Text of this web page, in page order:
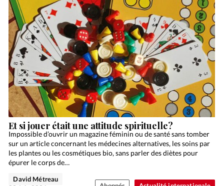
Et si jouer était une attitude spirituelle?
Impossible d’ouvrir un magazine féminin ou de santé sans tomber
sur un article concernant les médecines alternatives, les soins par
les plantes ou les cosmétiques bio, sans parler des diètes pour
épurer le corps de…
David Métreau